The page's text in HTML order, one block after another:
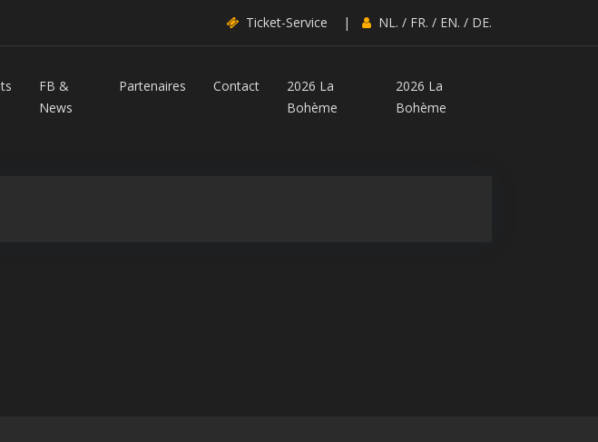
Ticket-Service | NL. / FR. / EN. / DE.
FB &
News
Partenaires Contact
2026 La
Bohème
2026 La
Bohème